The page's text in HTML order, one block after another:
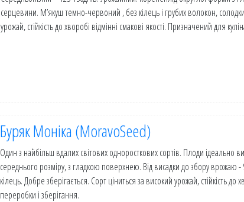
серцевини. М’якуш темно-червоний , без кілець і грубих волокон,
урожай, стійкість до хворобі відмінні смакові якості. Призначений для
Буряк Моніка (MoravoSeed)
Один з найбільш вдалих світових одноросткових сортів. Плоди ідеально
середнього розміру, з гладкою поверхнею. Від висадки до збору
кілець. Добре зберігається. Сорт ціниться за високий урожай, стійкість
переробки і зберігання.